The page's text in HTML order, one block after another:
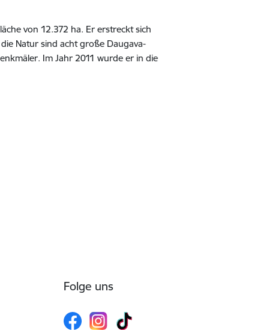
von 12.372 ha. Er erstreckt sich
Natur sind acht große Daugava-
Im Jahr 2011 wurde er in die
Folge uns